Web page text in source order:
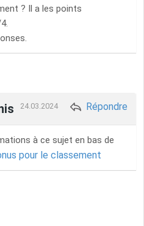
? Il a les points
24.03.2024 Répondre
à ce sujet en bas de
pour le classement